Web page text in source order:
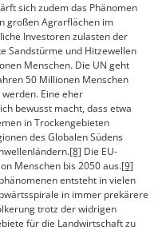
sich zudem das Phänomen
großen Agrarflächen im
Investoren zulasten der
Sandstürme und Hitzewellen
Menschen. Die UN geht
50 Millionen Menschen
Eine eher
bewusst macht, dass etwa
in Trockengebieten
des Globalen Südens
[8] Die EU-
Menschen bis 2050 aus.[9]
entsteht in vielen
in immer prekärere
trotz der widrigen
für die Landwirtschaft zu